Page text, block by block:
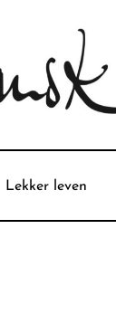
Lekker leven